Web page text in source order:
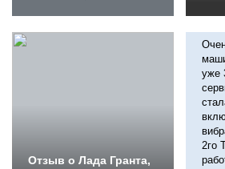
Яндекс навигация, камера
заднего вида, подогрев
и
Поло) без
Отзыв о Лада Гранта,
уже
2го